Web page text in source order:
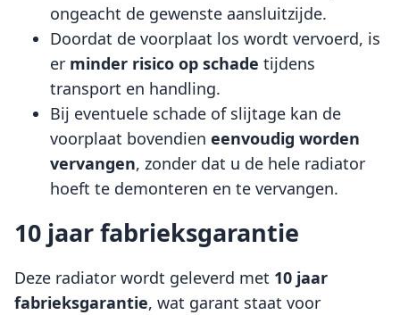
ongeacht de gewenste aansluitzijde.
Doordat de voorplaat los wordt vervoerd, is
er minder risico op schade tijdens
transport en handling.
Bij eventuele schade of slijtage kan de
voorplaat bovendien eenvoudig worden
vervangen, zonder dat u de hele radiator
hoeft te demonteren en te vervangen.
10 jaar fabrieksgarantie
Deze radiator wordt geleverd met 10 jaar
fabrieksgarantie, wat garant staat voor